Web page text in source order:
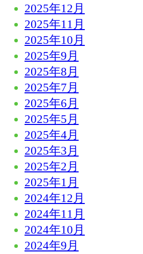
2025年12月
2025年11月
2025年10月
2025年9月
2025年8月
2025年7月
2025年6月
2025年5月
2025年4月
2025年3月
2025年2月
2025年1月
2024年12月
2024年11月
2024年10月
2024年9月